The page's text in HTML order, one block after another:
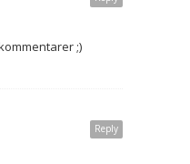
;)
Reply